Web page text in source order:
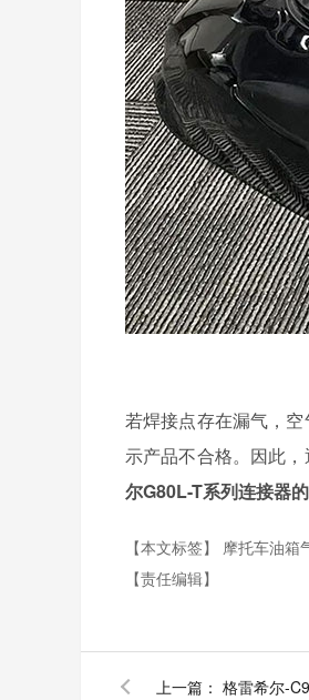
若焊接点存在漏气，
示产品不合格。因此
尔G80L-T系列连接器
【本文标签】 摩托车油箱
【责任编辑】
上一篇： 格雷希尔-